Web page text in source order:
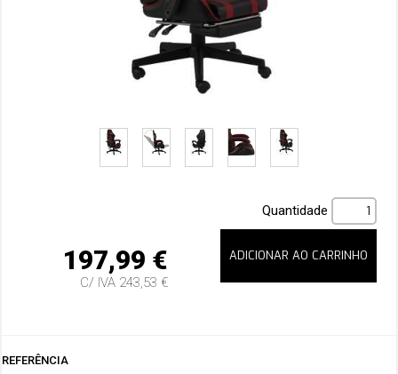
197,99 €
C/ IVA 243,53 €
Quantidade
REFERÊNCIA